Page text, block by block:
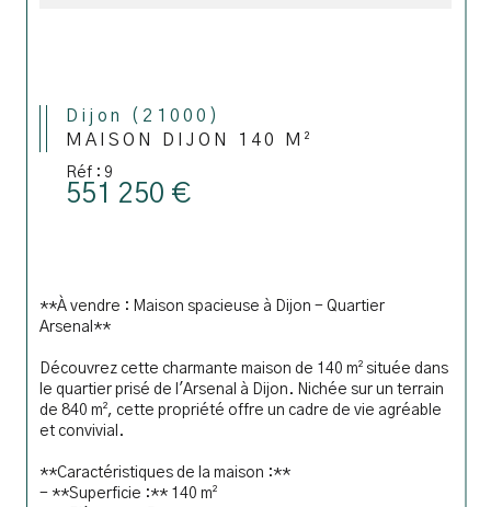
Dijon (21000)
MAISON DIJON 140 M²
Réf : 9
551 250 €
**À vendre : Maison spacieuse à Dijon - Quartier
Arsenal**
Découvrez cette charmante maison de 140 m² située dans
le quartier prisé de l'Arsenal à Dijon. Nichée sur un terrain
de 840 m², cette propriété offre un cadre de vie agréable
et convivial.
**Caractéristiques de la maison :**
- **Superficie :** 140 m²